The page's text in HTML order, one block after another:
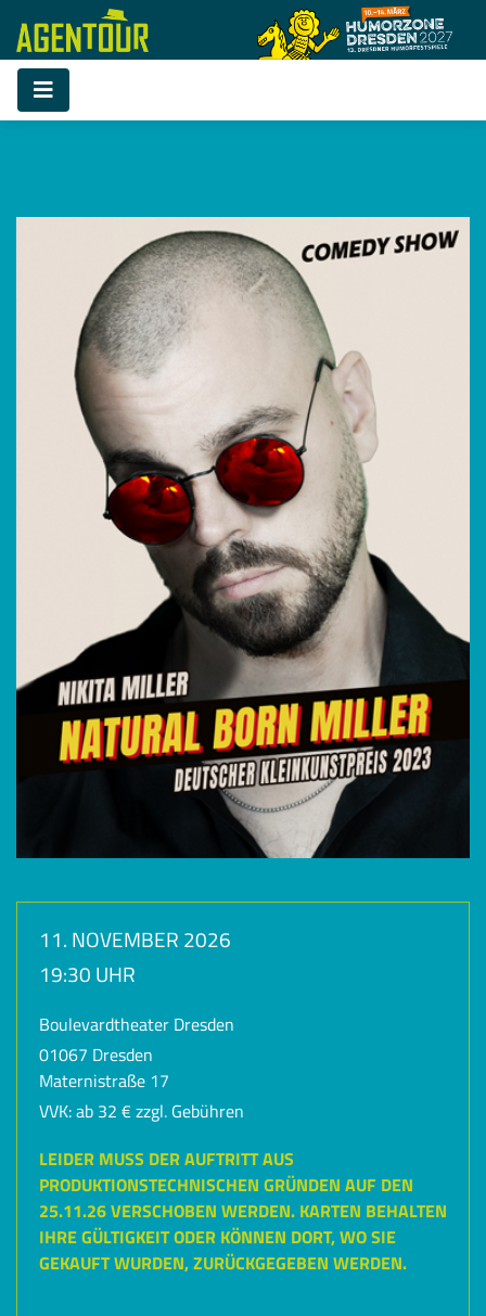
11. NOVEMBER 2026
19:30 UHR
Boulevardtheater Dresden
01067 Dresden
Maternistraße 17
VVK: ab 32 € zzgl. Gebühren
LEIDER MUSS DER AUFTRITT AUS
PRODUKTIONSTECHNISCHEN GRÜNDEN AUF DEN
25.11.26 VERSCHOBEN WERDEN. KARTEN BEHALTEN
IHRE GÜLTIGKEIT ODER KÖNNEN DORT, WO SIE
GEKAUFT WURDEN, ZURÜCKGEGEBEN WERDEN.